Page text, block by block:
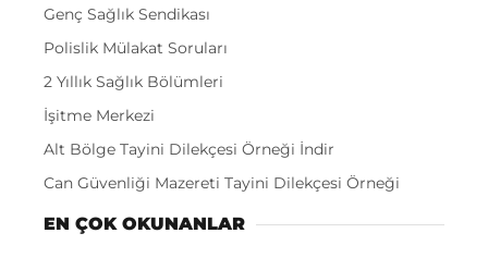
Genç Sağlık Sendikası
Polislik Mülakat Soruları
2 Yıllık Sağlık Bölümleri
İşitme Merkezi
Alt Bölge Tayini Dilekçesi Örneği İndir
Can Güvenliği Mazereti Tayini Dilekçesi Örneği
EN ÇOK OKUNANLAR